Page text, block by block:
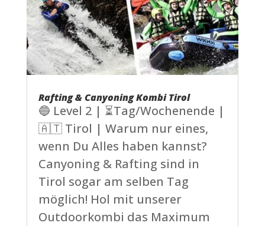
Rafting & Canyoning Kombi Tirol
🔵 Level 2 | ⏳Tag/Wochenende |
🇦🇹 Tirol | Warum nur eines,
wenn Du Alles haben kannst?
Canyoning & Rafting sind in
Tirol sogar am selben Tag
möglich! Hol mit unserer
Outdoorkombi das Maximum